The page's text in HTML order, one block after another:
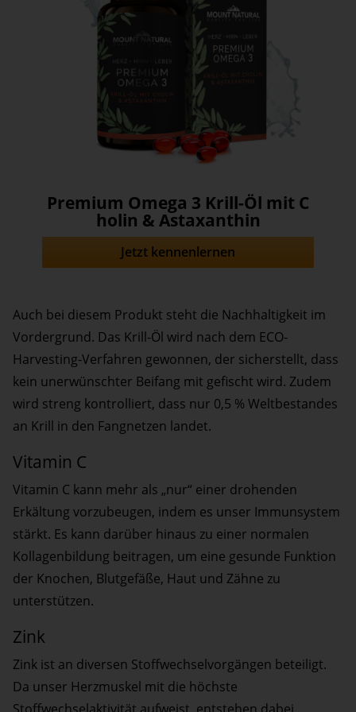
Premium Omega 3 Krill-Öl mit C
holin & Astaxanthin
Jetzt kennenlernen
Auch bei diesem Produkt steht die Nachhaltigkeit im
Vordergrund. Das Krill-Öl wird nach dem ECO-
Harvesting-Verfahren gewonnen, der sicherstellt, dass
kein unerwünschter Beifang mit gefischt wird. Zudem
wird streng kontrolliert, dass nur 0,5 % Weltbestandes
an Krill in den Fangnetzen landet.
Vitamin C
Vitamin C kann mehr als „nur“ einer drohenden
Erkältung vorzubeugen, indem es unser Immunsystem
stärkt. Es kann darüber hinaus zu einer normalen
Kollagenbildung beitragen, um eine gesunde Funktion
der Knochen, Blutgefäße, Haut und Zähne zu
unterstützen.
Zink
Zink ist an diversen Stoffwechselvorgängen beteiligt.
Da unser Herzmuskel mit die höchste
Stoffwechselaktivität aufweist, entstehen dabei